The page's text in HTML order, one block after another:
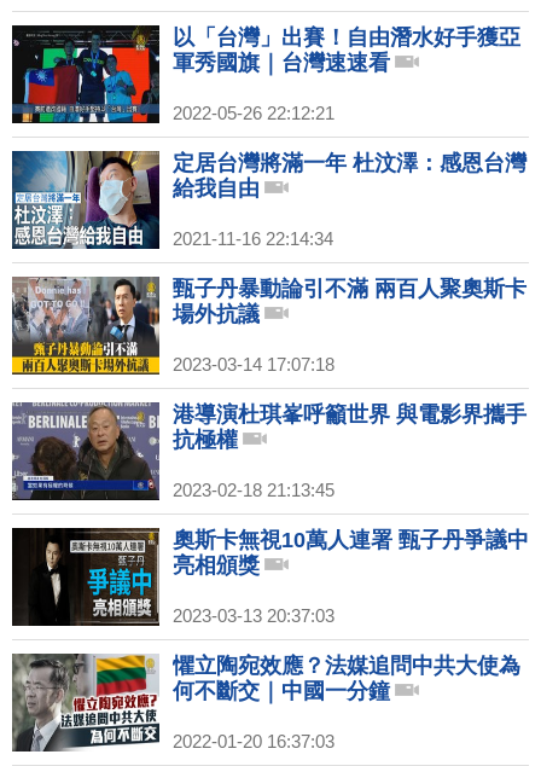
以「台灣」出賽！自由潛水好手獲亞
軍秀國旗｜台灣速速看
2022-05-26 22:12:21
定居台灣將滿一年 杜汶澤：感恩台灣
給我自由
2021-11-16 22:14:34
甄子丹暴動論引不滿 兩百人聚奧斯卡
場外抗議
2023-03-14 17:07:18
港導演杜琪峯呼籲世界 與電影界攜手
抗極權
2023-02-18 21:13:45
奧斯卡無視10萬人連署 甄子丹爭議中
亮相頒獎
2023-03-13 20:37:03
懼立陶宛效應？法媒追問中共大使為
何不斷交｜中國一分鐘
2022-01-20 16:37:03